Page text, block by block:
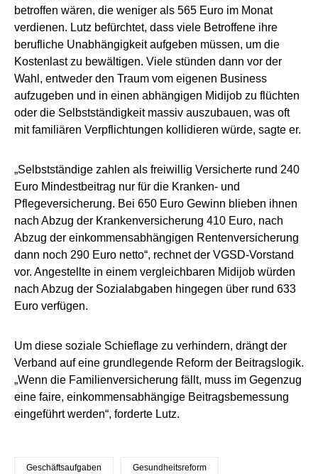
betroffen wären, die weniger als 565 Euro im Monat
verdienen. Lutz befürchtet, dass viele Betroffene ihre
berufliche Unabhängigkeit aufgeben müssen, um die
Kostenlast zu bewältigen. Viele stünden dann vor der
Wahl, entweder den Traum vom eigenen Business
aufzugeben und in einen abhängigen Midijob zu flüchten
oder die Selbstständigkeit massiv auszubauen, was oft
mit familiären Verpflichtungen kollidieren würde, sagte er.
„Selbstständige zahlen als freiwillig Versicherte rund 240
Euro Mindestbeitrag nur für die Kranken- und
Pflegeversicherung. Bei 650 Euro Gewinn blieben ihnen
nach Abzug der Krankenversicherung 410 Euro, nach
Abzug der einkommensabhängigen Rentenversicherung
dann noch 290 Euro netto“, rechnet der VGSD-Vorstand
vor. Angestellte in einem vergleichbaren Midijob würden
nach Abzug der Sozialabgaben hingegen über rund 633
Euro verfügen.
Um diese soziale Schieflage zu verhindern, drängt der
Verband auf eine grundlegende Reform der Beitragslogik.
„Wenn die Familienversicherung fällt, muss im Gegenzug
eine faire, einkommensabhängige Beitragsbemessung
eingeführt werden“, forderte Lutz.
Geschäftsaufgaben Gesundheitsreform